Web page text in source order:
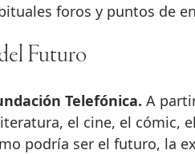
foros y puntos de
Futuro
Telefónica. A
el cine, el cómic,
podría ser el futuro, la